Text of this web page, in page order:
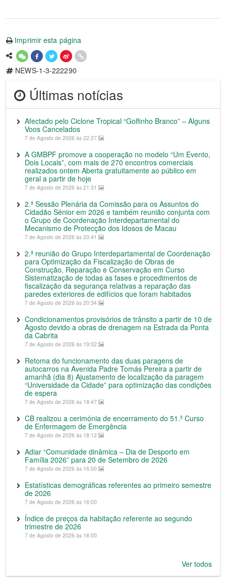
Imprimir esta página
NEWS-1-3-222290
Últimas notícias
Afectado pelo Ciclone Tropical “Golfinho Branco” – Alguns
Voos Cancelados
7 de Agosto de 2026 às 22:27
A GMBPF promove a cooperação no modelo “Um Evento,
Dois Locais”, com mais de 270 encontros comerciais
realizados ontem Aberta gratuitamente ao público em
geral a partir de hoje
7 de Agosto de 2026 às 21:31
2.ª Sessão Plenária da Comissão para os Assuntos do
Cidadão Sénior em 2026 e também reunião conjunta com
o Grupo de Coordenação Interdepartamental do
Mecanismo de Protecção dos Idosos de Macau
7 de Agosto de 2026 às 20:41
2.ª reunião do Grupo Interdepartamental de Coordenação
para Optimização da Fiscalização de Obras de
Construção, Reparação e Conservação em Curso
Sistematização de todas as fases e procedimentos de
fiscalização da segurança relativas a reparação das
paredes exteriores de edifícios que foram habitados
7 de Agosto de 2026 às 20:34
Condicionamentos provisórios de trânsito a partir de 10 de
Agosto devido a obras de drenagem na Estrada da Ponta
da Cabrita
7 de Agosto de 2026 às 19:02
Retoma do funcionamento das duas paragens de
autocarros na Avenida Padre Tomás Pereira a partir de
amanhã (dia 8) Ajustamento de localização da paragem
“Universidade da Cidade” para optimização das condições
de espera
7 de Agosto de 2026 às 18:47
CB realizou a cerimónia de encerramento do 51.º Curso
de Enfermagem de Emergência
7 de Agosto de 2026 às 18:12
Adiar “Comunidade dinâmica – Dia de Desporto em
Família 2026” para 20 de Setembro de 2026
7 de Agosto de 2026 às 16:00
Estatísticas demográficas referentes ao primeiro semestre
de 2026
7 de Agosto de 2026 às 16:00
Índice de preços da habitação referente ao segundo
trimestre de 2026
7 de Agosto de 2026 às 16:00
Ver todos